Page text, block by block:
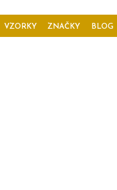
VZORKY ZNAČKY BLOG